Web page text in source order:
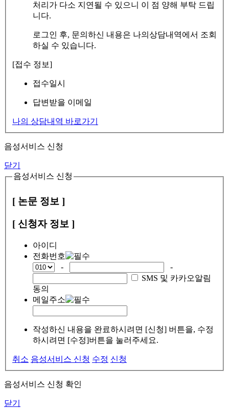
처리가 다소 지연될 수 있으니 이 점 양해 부탁 드립
니다.
로그인 후, 문의하신 내용은 나의상담내역에서 조회
하실 수 있습니다.
[접수 정보]
접수일시
답변받을 이메일
나의 상담내역 바로가기
음성서비스 신청
닫기
음성서비스 신청
[ 논문 정보 ]
[ 신청자 정보 ]
아이디
전화번호
-
-
SMS 및 카카오알림
동의
메일주소
작성하신 내용을 완료하시려면 [신청] 버튼을, 수정
하시려면 [수정]버튼을 눌러주세요.
취소 음성서비스 신청 수정 신청
음성서비스 신청 확인
닫기